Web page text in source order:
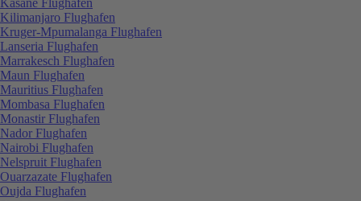
Kilimanjaro Flughafen
Kruger-Mpumalanga Flughafen
Lanseria Flughafen
Marrakesch Flughafen
Maun Flughafen
Mauritius Flughafen
Mombasa Flughafen
Monastir Flughafen
Nador Flughafen
Nairobi Flughafen
Nelspruit Flughafen
Ouarzazate Flughafen
Oujda Flughafen